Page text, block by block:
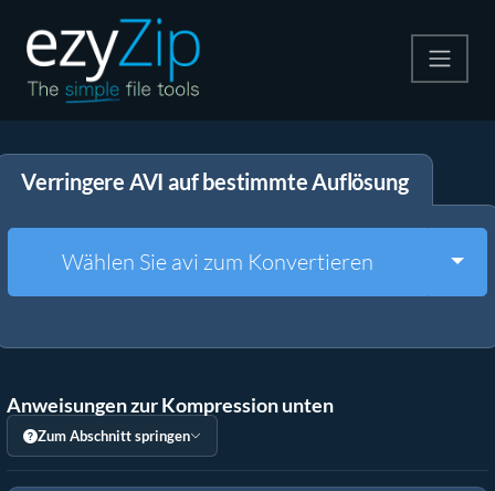
Entpacken
Weitere Tools
Verringere AVI auf bestimmte Auflösung
Wählen Sie avi zum Konvertieren
Anweisungen zur Kompression unten
Zum Abschnitt springen